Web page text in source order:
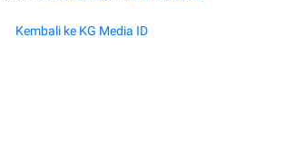
Kembali ke KG Media ID